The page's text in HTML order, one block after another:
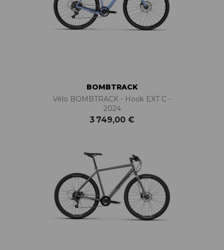
BOMBTRACK
Vélo BOMBTRACK - Hook EXT C -
2024
3 749,00 €